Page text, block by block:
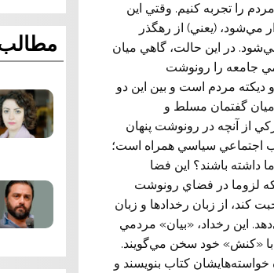
را تجربه كنيم. وقتي اين
مي‌شود، (يعني) از رهگذر
مي‌شود. در اين حالت، گاهي ميان
جامعه را رونوشت
مردم است و بين اين دو
گفتمان مسلط و
از آنچه در رونوشت پنهان
اجتماعي سياسي همراه است؛
باشند؟ اين فضا
لزوما در فضاي رونوشت
كند، از زبان رخدادها و زبان
اين رخداد، «بيان» مردمي
با «كنش» خود سخن مي‌گويند.
كتاب بنويسند و